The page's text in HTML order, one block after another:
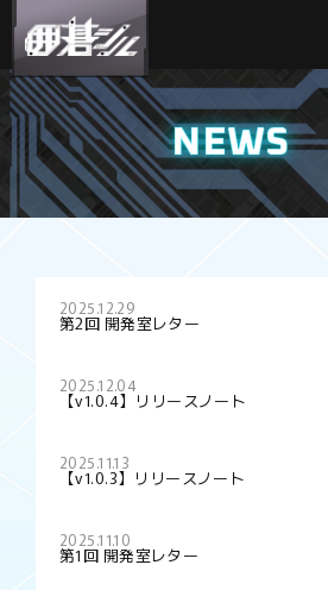
NEWS
2025.12.29
第2回 開発室レター
2025.12.04
【v1.0.4】リリースノート
2025.11.13
【v1.0.3】リリースノート
2025.11.10
第1回 開発室レター